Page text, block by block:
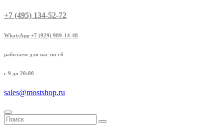
+7 (495) 134-52-72
WhatsApp +7 (929) 989-14-48
работаем для вас пн-сб
с 9 до 20:00
sales@mostshop.ru